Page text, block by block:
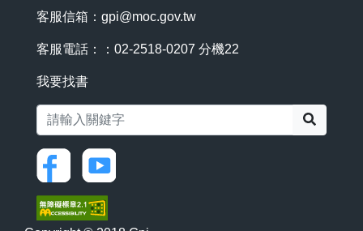
客服信箱： gpi@moc.gov.tw
客服電話：：02-2518-0207 分機22
我要找書